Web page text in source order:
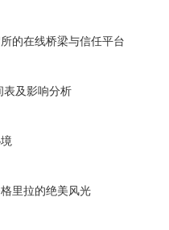
的在线桥梁与信任平台
表及影响分析
里拉的绝美风光